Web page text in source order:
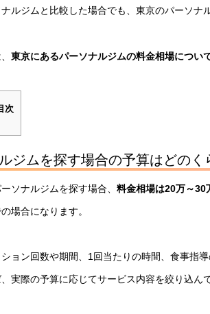
ルジムと比較した場合でも、東京のパーソナ
東京にあるパーソナルジムの料金相場につい
次
ジムを探す場合の予算はどのく
ソナルジムを探す場合、 料金相場は20万～30
場合になります。
ョン回数や期間、1回当たりの時間、食事指
実際の予算に応じてサービス内容を絞り込ん